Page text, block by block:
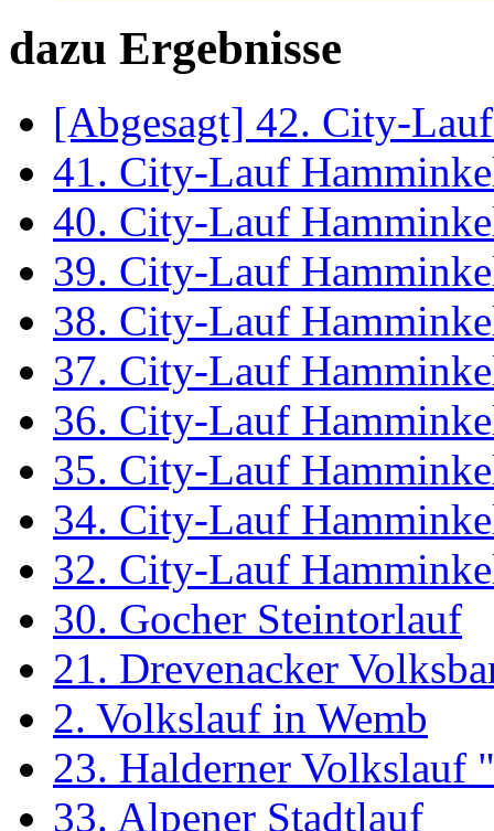
dazu Ergebnisse
[Abgesagt] 42. City-
41. City-Lauf
40. City-Lauf
39. City-Lauf
38. City-Lauf
37. City-Lauf
36. City-Lauf
35. City-Lauf
34. City-Lauf
32. City-Lauf
30. Gocher Steintorlauf
21. Drevenacker
2. Volkslauf in Wemb
23. Halderner Volkslauf
33. Alpener Stadtlauf